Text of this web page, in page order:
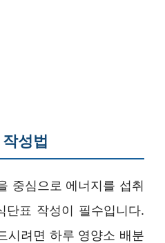
성법
중심으로 에너지를 섭취
표 작성이 필수입니다.
시려면 하루 영양소 배분